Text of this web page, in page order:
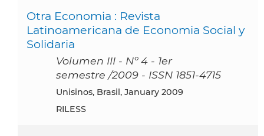
Otra Economia : Revista
Latinoamericana de Economia Social y
Solidaria
Volumen III - Nº 4 - 1er
semestre /2009 - ISSN 1851-4715
Unisinos, Brasil, January 2009
RILESS